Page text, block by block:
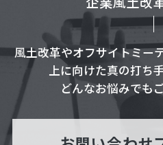
風土改革やオフサイトミー
上に向けた真の打ち
どんなお悩みでも